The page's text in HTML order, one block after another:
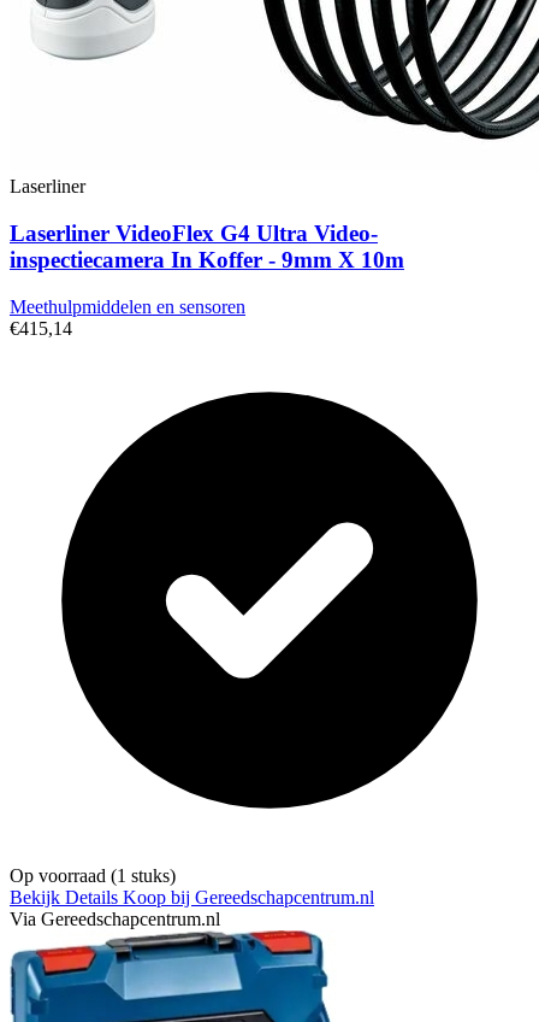
Laserliner
Laserliner VideoFlex G4 Ultra Video-
inspectiecamera In Koffer - 9mm X 10m
Meethulpmiddelen en sensoren
€415,14
Op voorraad (1 stuks)
Bekijk Details Koop bij Gereedschapcentrum.nl
Via Gereedschapcentrum.nl